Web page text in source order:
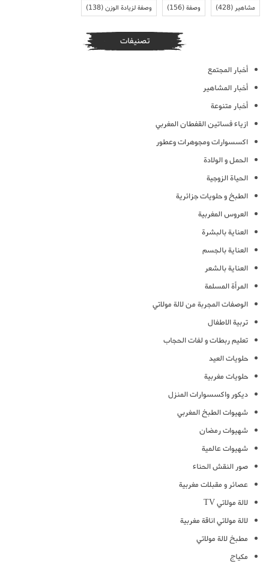
مشاهير(428) وصفة(156) وصفة لزيادة الوزن(138)
تصنيفات
أخبار المجتمع
أخبار المشاهير
أخبار متنوعة
ازياء فساتين القفطان المغربي
اكسسوارات ومجوهرات وعطور
الحمل و الولادة
الحياة الزوجية
الطبخ و حلويات جزائرية
العروس المغربية
العناية بالبشرة
العناية بالجسم
العناية بالشعر
المرأة المسلمة
الوصفات المجربة من لالة مولاتي
تربية الاطفال
تعليم ربطات و لفات الحجاب
حلويات العيد
حلويات مغربية
ديكور واكسسوارات المنزل
شهيوات الطبخ المغربي
شهيوات رمضان
شهيوات عالمية
صور النقش الحناء
عصائر و مقبلات مغربية
لالة مولاتي TV
لالة مولاتي اناقة مغربية
مطبخ لالة مولاتي
مكياج